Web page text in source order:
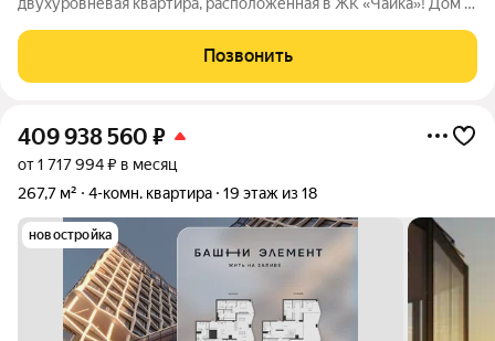
современным фасадом. Видеонаблюдение по периметру,
консьерж в парадной. Квартира
Позвонить
409 938 560 ₽
от 1 717 994 ₽ в месяц
267,7 м²
4-комн. квартира 19 этаж из 18
новостройка